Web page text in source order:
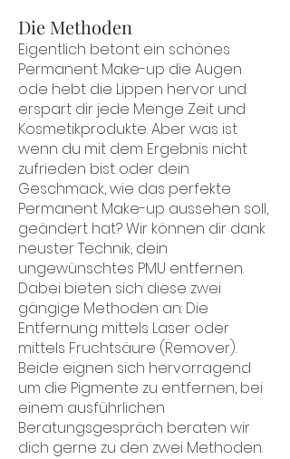
Die Methoden
Eigentlich betont ein schönes
Permanent Make-up die Augen
ode hebt die Lippen hervor und
erspart dir jede Menge Zeit und
Kosmetikprodukte. Aber was ist
wenn du mit dem Ergebnis nicht
zufrieden bist oder dein
Geschmack, wie das perfekte
Permanent Make-up aussehen soll,
geändert hat? Wir können dir dank
neuster Technik, dein
ungewünschtes PMU entfernen.
Dabei bieten sich diese zwei
gängige Methoden an: Die
Entfernung mittels Laser oder
mittels Fruchtsäure (Remover).
Beide eignen sich hervorragend
um die Pigmente zu entfernen, bei
einem ausführlichen
Beratungsgespräch beraten wir
dich gerne zu den zwei Methoden.